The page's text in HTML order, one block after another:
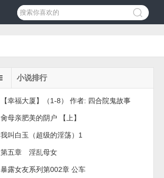
小说排行
【幸福大厦】（1-8） 作者: 四合院鬼故事
肏母亲肥美的阴户 【上】
我叫白玉（超级的淫荡）1
第五章 淫乱母女
暴露女友系列第002章 公车